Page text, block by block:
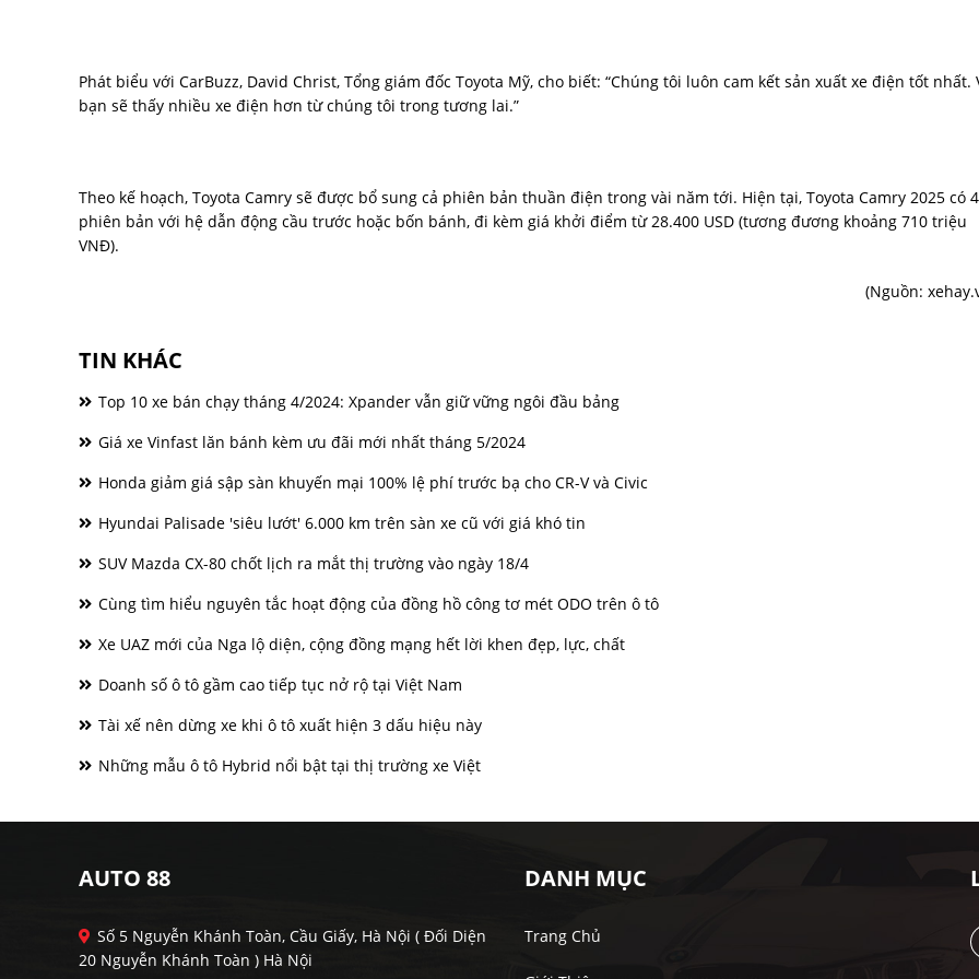
Phát biểu với CarBuzz, David Christ, Tổng giám đốc Toyota Mỹ, cho biết: “Chúng tôi luôn cam kết sản xuất xe điện tốt nhất.
bạn sẽ thấy nhiều xe điện hơn từ chúng tôi trong tương lai.”
Theo kế hoạch, Toyota Camry sẽ được bổ sung cả phiên bản thuần điện trong vài năm tới. Hiện tại, Toyota Camry 2025 có 4
phiên bản với hệ dẫn động cầu trước hoặc bốn bánh, đi kèm giá khởi điểm từ 28.400 USD (tương đương khoảng 710 triệu
VNĐ).
(Nguồn:
TIN KHÁC
Top 10 xe bán chạy tháng 4/2024: Xpander vẫn giữ vững ngôi đầu bảng
Giá xe Vinfast lăn bánh kèm ưu đãi mới nhất tháng 5/2024
Honda giảm giá sập sàn khuyến mại 100% lệ phí trước bạ cho CR-V và Civic
Hyundai Palisade 'siêu lướt' 6.000 km trên sàn xe cũ với giá khó tin
SUV Mazda CX-80 chốt lịch ra mắt thị trường vào ngày 18/4
Cùng tìm hiểu nguyên tắc hoạt động của đồng hồ công tơ mét ODO trên ô tô
Xe UAZ mới của Nga lộ diện, cộng đồng mạng hết lời khen đẹp, lực, chất
Doanh số ô tô gầm cao tiếp tục nở rộ tại Việt Nam
Tài xế nên dừng xe khi ô tô xuất hiện 3 dấu hiệu này
Những mẫu ô tô Hybrid nổi bật tại thị trường xe Việt
AUTO 88
Số 5 Nguyễn Khánh Toàn, Cầu Giấy, Hà Nội ( Đối Diện
20 Nguyễn Khánh Toàn ) Hà Nội
DANH MỤC
Trang Chủ